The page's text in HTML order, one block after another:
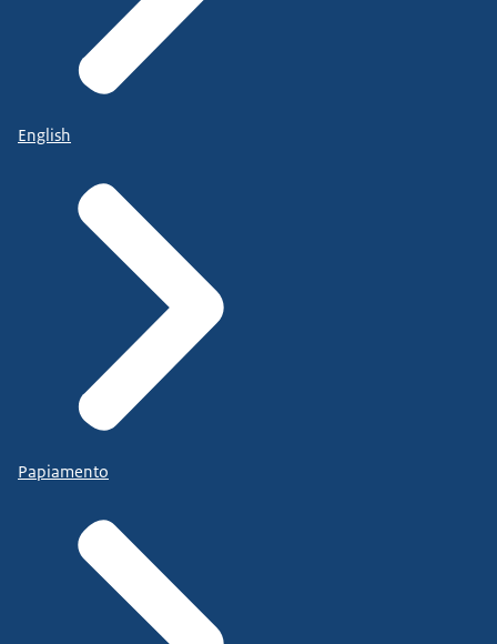
English
Papiamento